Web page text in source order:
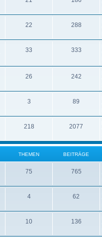
22 288
33 333
26 242
3 89
218 2077
THEMEN BEITRÄGE
75 765
4 62
10 136